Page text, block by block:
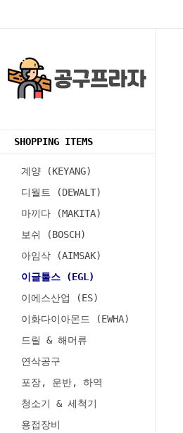
SHOPPING ITEMS
계양 (KEYANG)
디월트 (DEWALT)
마끼다 (MAKITA)
보쉬 (BOSCH)
아임삭 (AIMSAK)
이글툴스 (EGL)
이에스산업 (ES)
이화다이아몬드 (EWHA)
드릴 & 해머류
연삭공구
포장, 운반, 하역
청소기 & 세척기
용접장비